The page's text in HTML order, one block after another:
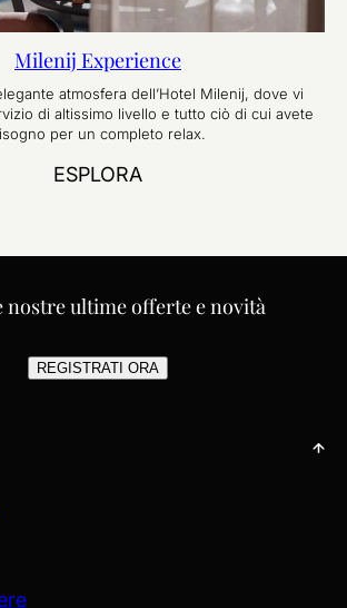
Milenij Experience
atmosfera dell’Hotel Milenij, dove vi
di altissimo livello e tutto ciò di cui avete
per un completo relax.
ESPLORA
nostre ultime offerte e novità
REGISTRATI ORA